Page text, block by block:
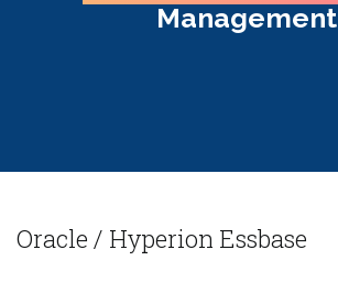
Management
Oracle / Hyperion Essbase